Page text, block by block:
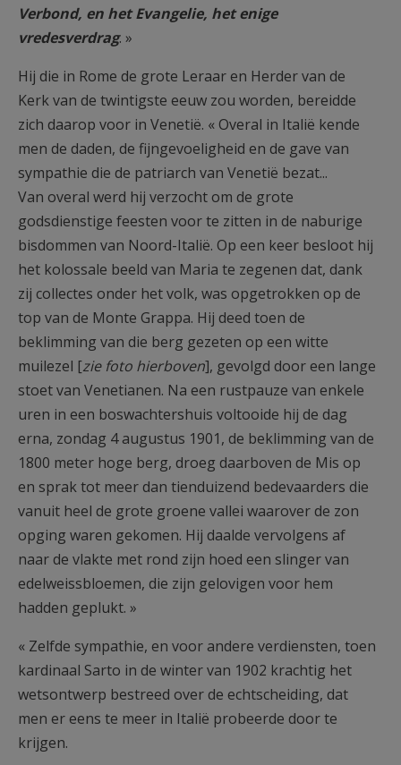
Verbond, en het Evangelie, het enige
vredesverdrag. »
Hij die in Rome de grote Leraar en Herder van de
Kerk van de twintigste eeuw zou worden, bereidde
zich daarop voor in Venetië. « Overal in Italië kende
men de daden, de fijngevoeligheid en de gave van
sympathie die de patriarch van Venetië bezat...
Van overal werd hij verzocht om de grote
godsdienstige feesten voor te zitten in de naburige
bisdommen van Noord-Italië. Op een keer besloot hij
het kolossale beeld van Maria te zegenen dat, dank
zij collectes onder het volk, was opgetrokken op de
top van de Monte Grappa. Hij deed toen de
beklimming van die berg gezeten op een witte
muilezel [zie foto hierboven], gevolgd door een lange
stoet van Venetianen. Na een rustpauze van enkele
uren in een boswachtershuis voltooide hij de dag
erna, zondag 4 augustus 1901, de beklimming van de
1800 meter hoge berg, droeg daarboven de Mis op
en sprak tot meer dan tienduizend bedevaarders die
vanuit heel de grote groene vallei waarover de zon
opging waren gekomen. Hij daalde vervolgens af
naar de vlakte met rond zijn hoed een slinger van
edelweissbloemen, die zijn gelovigen voor hem
hadden geplukt. »
« Zelfde sympathie, en voor andere verdiensten, toen
kardinaal Sarto in de winter van 1902 krachtig het
wetsontwerp bestreed over de echtscheiding, dat
men er eens te meer in Italië probeerde door te
krijgen.